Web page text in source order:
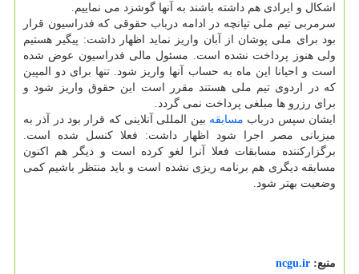
اشکال و ایرادی هم داشته باشند به آنها گوشزد می نماییم.
سرمربی تیم ملی تپانچه در ادامه درباب حقوقی که فدراسیون قرار
بود برای ملی پوشان از آبان واریز نماید اظهار داشت: پیگیر هستیم
ولی هنوز پرداخت نشده است. مسئول مالی فدراسیون عوض شده
است و احیانا این ماه به حساب آنها واریز شود. تنها برای دو المپین
که در اردوی تیم ملی هستند مقرر است این حقوق واریز شود و
برای رزرو ها مبلغی پرداخت نمی گردد.
ایشان سپس درباب مسابقه بین المللی آنلاینی که قرار بود در آذر به
میزبانی مصر اجرا شود اظهار داشت: فعلا کنسل شده است.
برگزارکننده مسابقات فعلا آنرا لغو کرده است و دیگر هم اکنون
مسابقه دیگری هم برنامه ریزی نشده است و باید منتظر باشیم کمی
وضعیت بهتر شود.
منبع: ncgu.ir